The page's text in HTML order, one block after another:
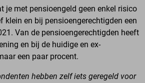
je met pensioengeld geen enkel risico
klein en bij pensioengerechtigden een
Van de pensioengerechtigden heeft
en bij de huidige en ex-
een paar procent.
hebben zelf iets geregeld voor